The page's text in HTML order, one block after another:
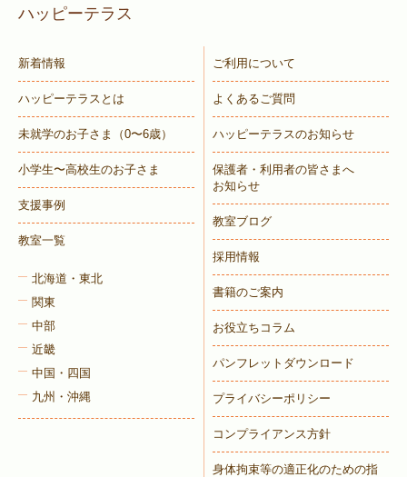
ハッピーテラス
新着情報
ハッピーテラスとは
未就学のお子さま （0〜6歳）
小学生〜高校生のお子さま
支援事例
教室一覧
北海道・東北
関東
中部
近畿
中国・四国
九州・沖縄
ご利用について
よくあるご質問
ハッピーテラスのお知らせ
保護者・利用者の皆さまへ
お知らせ
教室ブログ
採用情報
書籍のご案内
お役立ちコラム
パンフレットダウンロード
プライバシーポリシー
コンプライアンス方針
身体拘束等の適正化のための指